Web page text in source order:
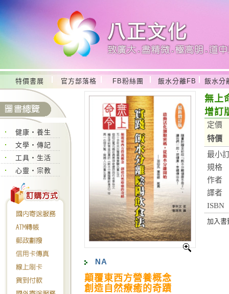
特價書展 官方部落格 FB粉絲團 飯水分離FB 飯水分
健康‧養生
文學‧傳記
工具‧生活
心靈‧宗教
無上
增訂
定價
特價
最小
規格
作者
譯者
ISBN
加入書
NA
顛覆東西方營養概念
創造自然療癒的奇蹟